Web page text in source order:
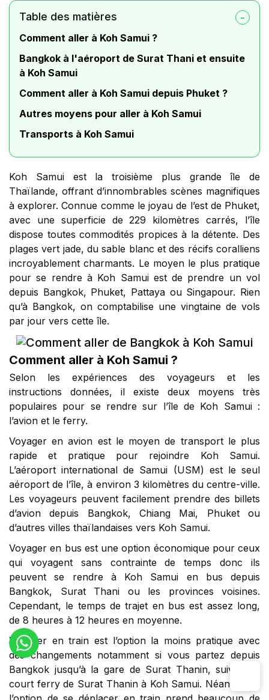
Table des matières
Comment aller à Koh Samui ?
Bangkok à l'aéroport de Surat Thani et ensuite
à Koh Samui
Comment aller à Koh Samui depuis Phuket ?
Autres moyens pour aller à Koh Samui
Transports à Koh Samui
Koh Samui est la troisième plus grande île de
Thaïlande, offrant d’innombrables scènes magnifiques
à explorer. Connue comme le joyau de l’est de Phuket,
avec une superficie de 229 kilomètres carrés, l’île
dispose toutes commodités propices à la détente. Des
plages vert jade, du sable blanc et des récifs coralliens
incroyablement charmants. Le moyen le plus pratique
pour se rendre à Koh Samui est de prendre un vol
depuis Bangkok, Phuket, Pattaya ou Singapour. Rien
qu’à Bangkok, on comptabilise une vingtaine de vols
par jour vers cette île.
Comment aller à Koh Samui ?
Selon les expériences des voyageurs et les
instructions données, il existe deux moyens très
populaires pour se rendre sur l’île de Koh Samui :
l’avion et le ferry.
Voyager en avion est le moyen de transport le plus
rapide et pratique pour rejoindre Koh Samui.
L’aéroport international de Samui (USM) est le seul
aéroport de l’île, à environ 3 kilomètres du centre-ville.
Les voyageurs peuvent facilement prendre des billets
d’avion depuis Bangkok, Chiang Mai, Phuket ou
d’autres villes thaïlandaises vers Koh Samui.
Voyager en bus est une option économique pour ceux
qui voyagent sans contrainte de temps donc ils
peuvent se rendre à Koh Samui en bus depuis
Bangkok, Surat Thani ou les provinces voisines.
Cependant, le temps de trajet en bus est assez long,
de 8 heures à 12 heures en moyenne.
Voyager en train est l’option la moins pratique avec
des changements notamment si vous partez depuis
Bangkok jusqu’à la gare de Surat Thanin, suivi d’un
court ferry de Surat Thanin à Koh Samui. Néanmoins,